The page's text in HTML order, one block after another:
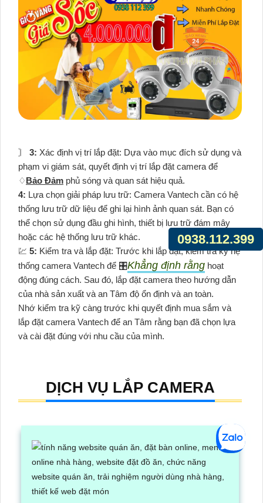
〙 3: Xác định vị trí lắp đặt: Dựa vào mục đích sử dụng và
phạm vi giám sát, quyết định vị trí lắp đặt camera để
♢Bảo Đảm phủ sóng và quan sát hiệu quả.
4: Lựa chọn giải pháp lưu trữ: Camera Vantech cần có hệ
thống lưu trữ dữ liệu để ghi lại hình ảnh quan sát. Bạn có
thể chọn sử dụng đầu ghi hình, thiết bị lưu trữ đám mây
hoặc các hệ thống lưu trữ khác.
💹 5: Kiểm tra và lắp đặt: Trước khi lắp đặt, kiểm tra kỹ hệ
thống camera Vantech để 🎛Khẳng định rằng hoạt
động đúng cách. Sau đó, lắp đặt camera theo hướng dẫn
của nhà sản xuất và an Tâm độ ổn định và an toàn.
Nhớ kiểm tra kỹ càng trước khi quyết định mua sắm và
lắp đặt camera Vantech để an Tâm rằng bạn đã chọn lựa
và cài đặt đúng với nhu cầu của mình.
DỊCH VỤ LẮP CAMERA
0938.112.399